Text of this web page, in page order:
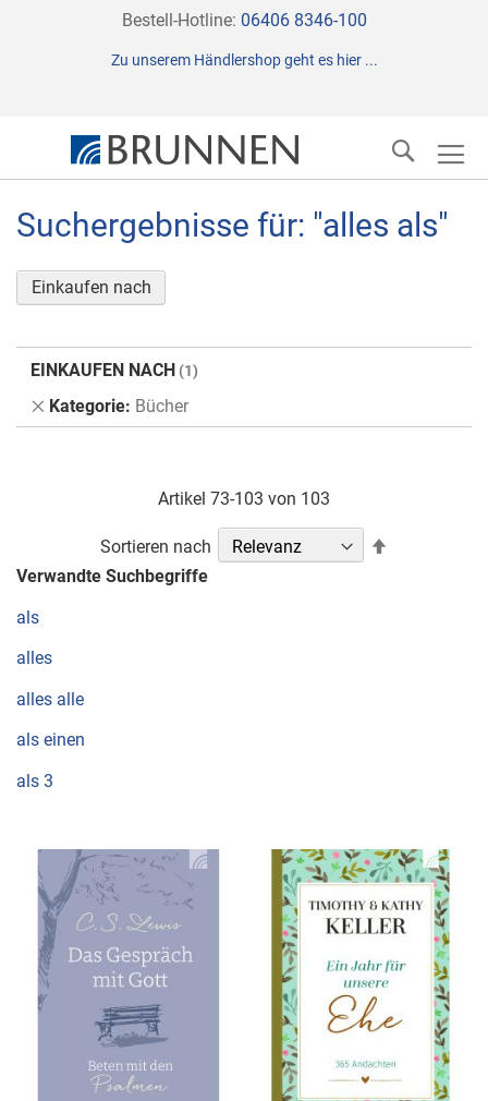
Direkt
Inhalt
Bestell-Hotline: 06406 8346-100
Zu unserem Händlershop geht es hier ...
Suche
Suchergebnisse für: "alles als"
Artikel 73-103 von 103
Sortieren nach
Verwandte Suchbegriffe
als
alles
alles alle
als einen
als 3
Einkaufen nach
EINKAUFEN NACH
Kategorie Bücher
Dies
entfernen